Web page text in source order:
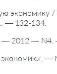
экономику /
— 132-134.
— 2012 — N4.
экономики.